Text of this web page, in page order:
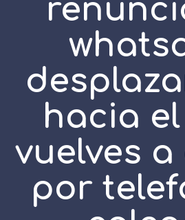
hacia
vuelves
por